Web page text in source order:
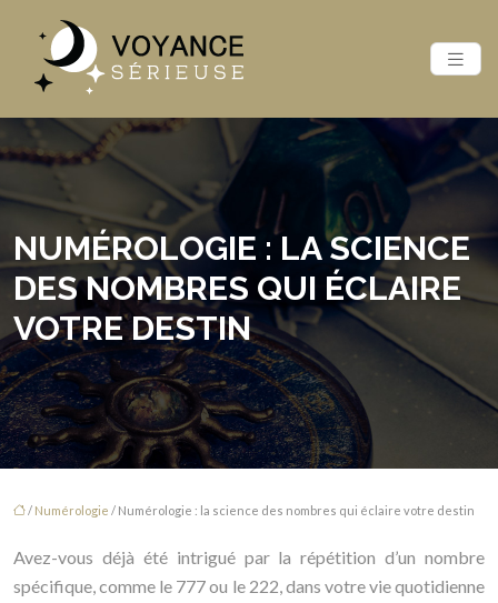
NUMÉROLOGIE : LA SCIENCE
DES NOMBRES QUI ÉCLAIRE
VOTRE DESTIN
/ Numérologie / Numérologie : la science des nombres qui éclaire votre destin
Avez-vous déjà été intrigué par la répétition d’un nombre
spécifique, comme le 777 ou le 222, dans votre vie quotidienne